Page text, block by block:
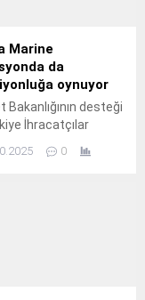
ve
güçlerini
Marine
da
oynuyor
Bakanlığının desteği
İhracatçılar
bu yıl 12'ncisi
0